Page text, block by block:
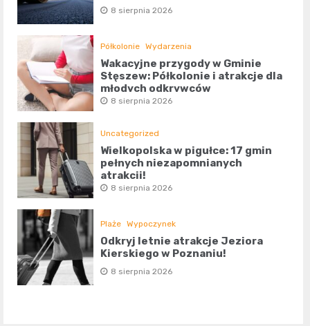
8 sierpnia 2026
Półkolonie Wydarzenia
Wakacyjne przygody w Gminie
Stęszew: Półkolonie i atrakcje dla
młodych odkrywców
8 sierpnia 2026
Uncategorized
Wielkopolska w pigułce: 17 gmin
pełnych niezapomnianych
atrakcji!
8 sierpnia 2026
Plaże Wypoczynek
Odkryj letnie atrakcje Jeziora
Kierskiego w Poznaniu!
8 sierpnia 2026